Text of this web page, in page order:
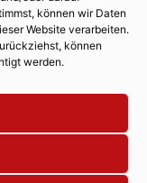
können wir Daten
Website verarbeiten.
können
werden.